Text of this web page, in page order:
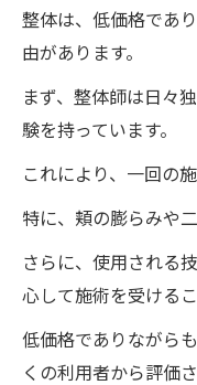
整体は、低価格であ
由があります。
まず、整体師は日々
験を持っています。
これにより、一回の
特に、頬の膨らみや
さらに、使用される
心して施術を受ける
低価格でありながら
くの利用者から評価